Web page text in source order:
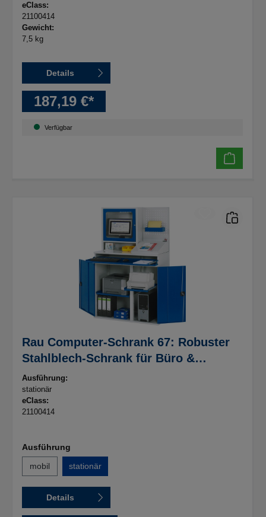
eClass:
21100414
Gewicht:
7,5 kg
Details
187,19 €*
Verfügbar
Rau Computer-Schrank 67: Robuster
Stahlblech-Schrank für Büro &
Werkstatt
Ausführung:
stationär
eClass:
21100414
Ausführung
mobil
stationär
Details